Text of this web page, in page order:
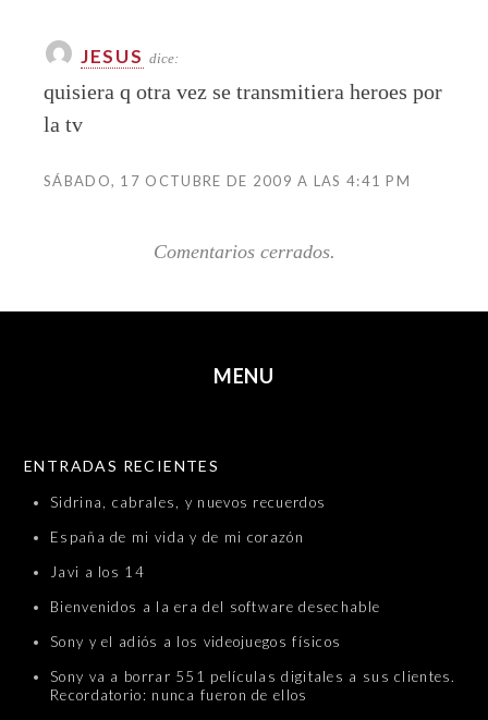
JESUS dice:
quisiera q otra vez se transmitiera heroes por
la tv
SÁBADO, 17 OCTUBRE DE 2009 A LAS 4:41 PM
Comentarios cerrados.
MENU
ENTRADAS RECIENTES
Sidrina, cabrales, y nuevos recuerdos
España de mi vida y de mi corazón
Javi a los 14
Bienvenidos a la era del software desechable
Sony y el adiós a los videojuegos físicos
Sony va a borrar 551 películas digitales a sus clientes.
Recordatorio: nunca fueron de ellos